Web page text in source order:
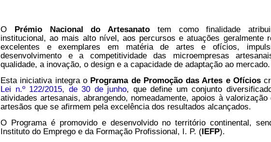
O Prémio Nacional do Artesanato tem como finalidade
institucional, ao mais alto nível, aos percursos e atuações geralmente
excelentes e exemplares em matéria de artes e ofícios,
desenvolvimento e a competitividade das microempresas
qualidade, a inovação, o design e a capacidade de adaptação ao mercado.
Esta iniciativa integra o Programa de Promoção das Artes e Ofícios
Lei n.º 122/2015, de 30 de junho, que define um conjunto
atividades artesanais, abrangendo, nomeadamente, apoios à
artesãos que se afirmem pela excelência dos resultados alcançados.
O Programa é promovido e desenvolvido no território continental,
Instituto do Emprego e da Formação Profissional, I. P. (IEFP).